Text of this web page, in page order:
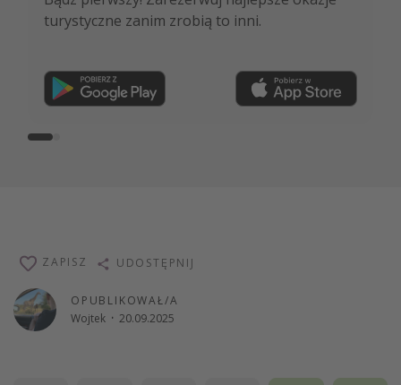
turystyczne zanim zrobią to inni.
ekspertów i wiele więcej!
OPUBLIKOWAŁ/A
Wojtek · 20.09.2025
ZAPISZ UDOSTĘPNIJ